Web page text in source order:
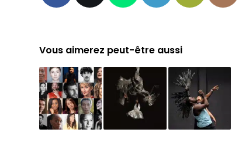
Vous aimerez peut-être aussi